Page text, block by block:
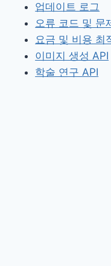
업데이트 로그
오류 코드 및 문
요금 및 비용 최
이미지 생성 API
학술 연구 API